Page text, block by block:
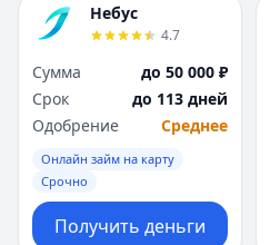
Небус
4.7
Сумма
до 50 000 ₽
Срок
до 113 дней
Одобрение
Среднее
Онлайн займ на карту
Срочно
Получить деньги